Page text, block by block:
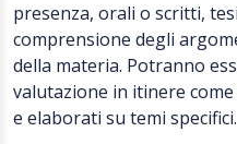
presenza, orali o scritti,
comprensione degli
della materia. Potranno
valutazione in itinere
e elaborati su temi specifici.